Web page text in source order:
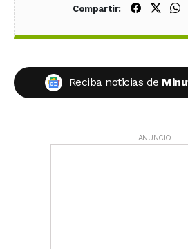
Compartir:
Reciba noticias de
ANUNCIO